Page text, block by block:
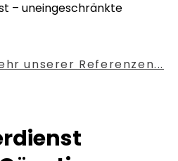
– uneingeschränkte
unserer Referenzen...